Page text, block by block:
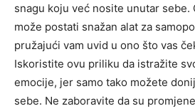
snagu koju već nosite unutar sebe.
može postati snažan alat za
pružajući vam uvid u ono što vas
Iskoristite ovu priliku da istražite
emocije, jer samo tako možete
sebe. Ne zaboravite da su